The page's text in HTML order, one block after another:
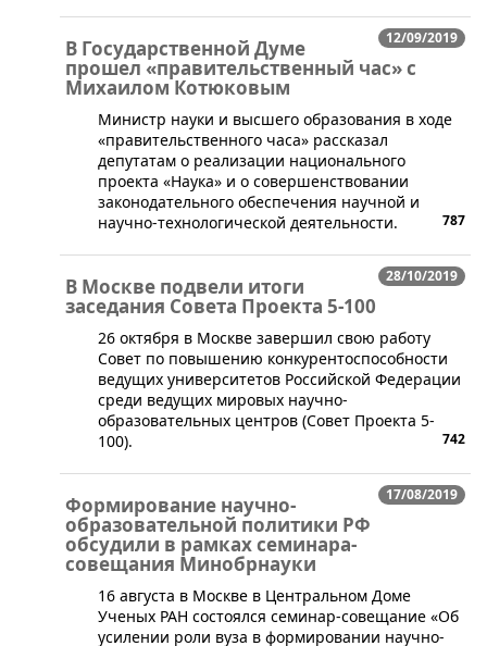
12/09/2019
В Государственной Думе
прошел «правительственный час» с
Михаилом Котюковым
Министр науки и высшего образования в ходе
«правительственного часа» рассказал
депутатам о реализации национального
проекта «Наука» и о совершенствовании
законодательного обеспечения научной и
научно-технологической деятельности.
787
28/10/2019
В Москве подвели итоги
заседания Совета Проекта 5-100
​26 октября в Москве завершил свою работу
Совет по повышению конкурентоспособности
ведущих университетов Российской Федерации
среди ведущих мировых научно-
образовательных центров (Совет Проекта 5-
100).
742
17/08/2019
Формирование научно-
образовательной политики РФ
обсудили в рамках семинара-
совещания Минобрнауки
16 августа в Москве в Центральном Доме
Ученых РАН состоялся семинар-совещание «Об
усилении роли вуза в формировании научно-